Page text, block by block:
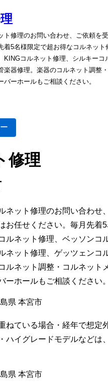
ト修理のお問い合わせ、ご依頼を
着5名様限定で超お得なコルネット
KINGコルネット修理、シルキーコ
楽器修理。楽器のコルネット調整
バーホールもご相談ください。
修理
ネット修理のお問い合わせ
お任せください。毎月先着
ルネット修理、ベッソンコ
ネット修理、ゲッツェンコ
ルネット調整・コルネット
ーホールもご相談ください。
ねている場合・経年で想定
ハイグレードモデルなどは